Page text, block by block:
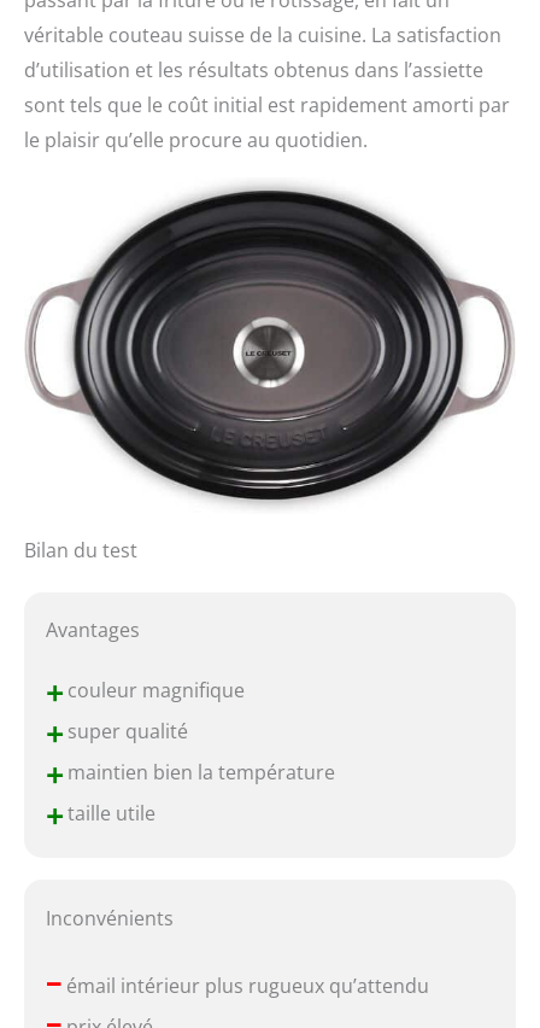
véritable couteau suisse de la cuisine. La satisfaction
d’utilisation et les résultats obtenus dans l’assiette
sont tels que le coût initial est rapidement amorti par
le plaisir qu’elle procure au quotidien.
Bilan du test
Avantages
+couleur magnifique
+super qualité
+maintien bien la température
+taille utile
Inconvénients
–émail intérieur plus rugueux qu’attendu